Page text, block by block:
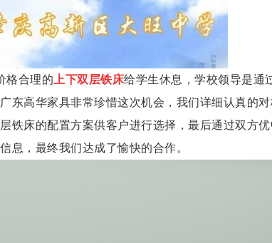
格合理的 上下双层铁床给学生休息，学校领导是通
东高华家具非常珍惜这次机会，我们详细认真的
铁床的配置方案供客户进行选择，最后通过双方
息，最终我们达成了愉快的合作。